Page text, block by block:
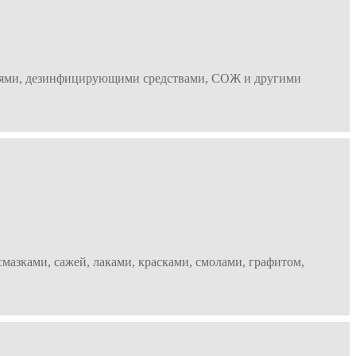
дезинфицирующими средствами, СОЖ и другими
сажей, лаками, красками, смолами, графитом,